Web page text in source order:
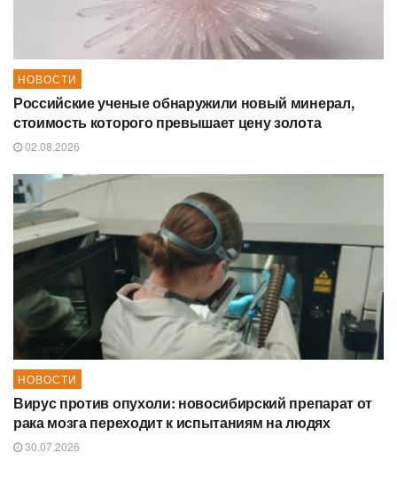
НОВОСТИ
Российские ученые обнаружили новый минерал,
стоимость которого превышает цену золота
02.08.2026
НОВОСТИ
Вирус против опухоли: новосибирский препарат от
рака мозга переходит к испытаниям на людях
30.07.2026